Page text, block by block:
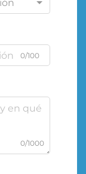
0/100
0/1000